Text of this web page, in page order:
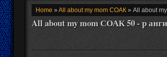
Home » All about my mom СОАК » All about
All about my mom СОАК 50 - р анги